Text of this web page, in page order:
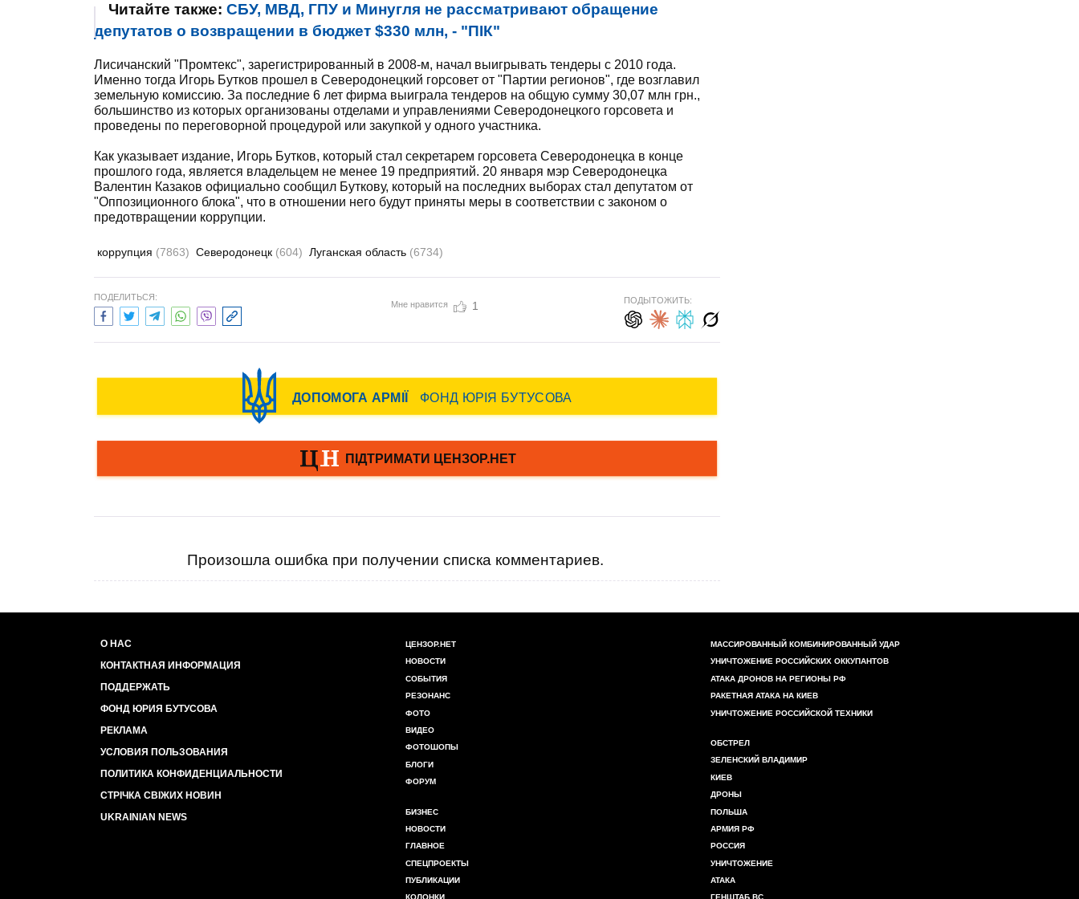
Читайте также: СБУ, МВД, ГПУ и Минугля не рассматривают обращение
депутатов о возвращении в бюджет $330 млн, - "ПIК"
Лисичанский "Промтекс", зарегистрированный в 2008-м, начал выигрывать тендеры с 2010 года.
Именно тогда Игорь Бутков прошел в Северодонецкий горсовет от "Партии регионов", где возглавил
земельную комиссию. За последние 6 лет фирма выиграла тендеров на общую сумму 30,07 млн грн.,
большинство из которых организованы отделами и управлениями Северодонецкого горсовета и
проведены по переговорной процедурой или закупкой у одного участника.
Как указывает издание, Игорь Бутков, который стал секретарем горсовета Северодонецка в конце
прошлого года, является владельцем не менее 19 предприятий. 20 января мэр Северодонецка
Валентин Казаков официально сообщил Буткову, который на последних выборах стал депутатом от
"Оппозиционного блока", что в отношении него будут приняты меры в соответствии с законом о
предотвращении коррупции.
коррупция (7863) Северодонецк (604) Луганская область (6734)
ПОДЕЛИТЬСЯ:
Мне нравится 1 ПОДЫТОЖИТЬ:
Произошла ошибка при получении списка комментариев.
О НАС
КОНТАКТНАЯ ИНФОРМАЦИЯ
ПОДДЕРЖАТЬ
ФОНД ЮРИЯ БУТУСОВА
РЕКЛАМА
УСЛОВИЯ ПОЛЬЗОВАНИЯ
ПОЛИТИКА КОНФИДЕНЦИАЛЬНОСТИ
СТРІЧКА СВІЖИХ НОВИН
UKRAINIAN NEWS
ЦЕНЗОР.НЕТ
НОВОСТИ
СОБЫТИЯ
РЕЗОНАНС
ФОТО
ВИДЕО
ФОТОШОПЫ
БЛОГИ
ФОРУМ
БИЗНЕС
НОВОСТИ
ГЛАВНОЕ
СПЕЦПРОЕКТЫ
ПУБЛИКАЦИИ
МАССИРОВАННЫЙ КОМБИНИРОВАННЫЙ УДАР
УНИЧТОЖЕНИЕ РОССИЙСКИХ ОККУПАНТОВ
АТАКА ДРОНОВ НА РЕГИОНЫ РФ
РАКЕТНАЯ АТАКА НА КИЕВ
УНИЧТОЖЕНИЕ РОССИЙСКОЙ ТЕХНИКИ
ОБСТРЕЛ
ЗЕЛЕНСКИЙ ВЛАДИМИР
КИЕВ
ДРОНЫ
ПОЛЬША
АРМИЯ РФ
РОССИЯ
УНИЧТОЖЕНИЕ
АТАКА